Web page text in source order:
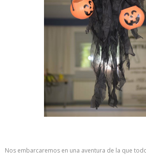
Nos embarcaremos en una aventura de la que